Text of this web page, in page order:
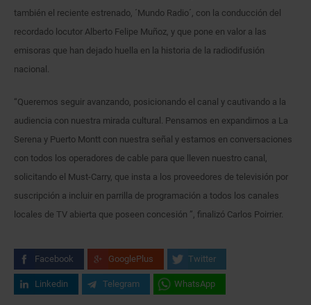
también el reciente estrenado, ´Mundo Radio´, con la conducción del
recordado locutor Alberto Felipe Muñoz, y que pone en valor a las
emisoras que han dejado huella en la historia de la radiodifusión
nacional.
“Queremos seguir avanzando, posicionando el canal y cautivando a la
audiencia con nuestra mirada cultural. Pensamos en expandirnos a La
Serena y Puerto Montt con nuestra señal y estamos en conversaciones
con todos los operadores de cable para que lleven nuestro canal,
solicitando el Must-Carry, que insta a los proveedores de televisión por
suscripción a incluir en parrilla de programación a todos los canales
locales de TV abierta que poseen concesión ”, finalizó Carlos Poirrier.
Facebook GooglePlus Twitter
Linkedin Telegram WhatsApp